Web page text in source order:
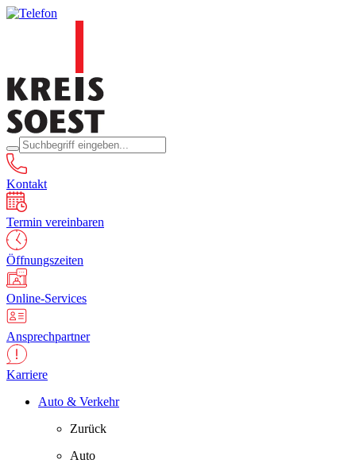
Kontakt
Termin vereinbaren
Öffnungszeiten
Online-Services
Ansprechpartner
Karriere
Auto & Verkehr
Zurück
Auto